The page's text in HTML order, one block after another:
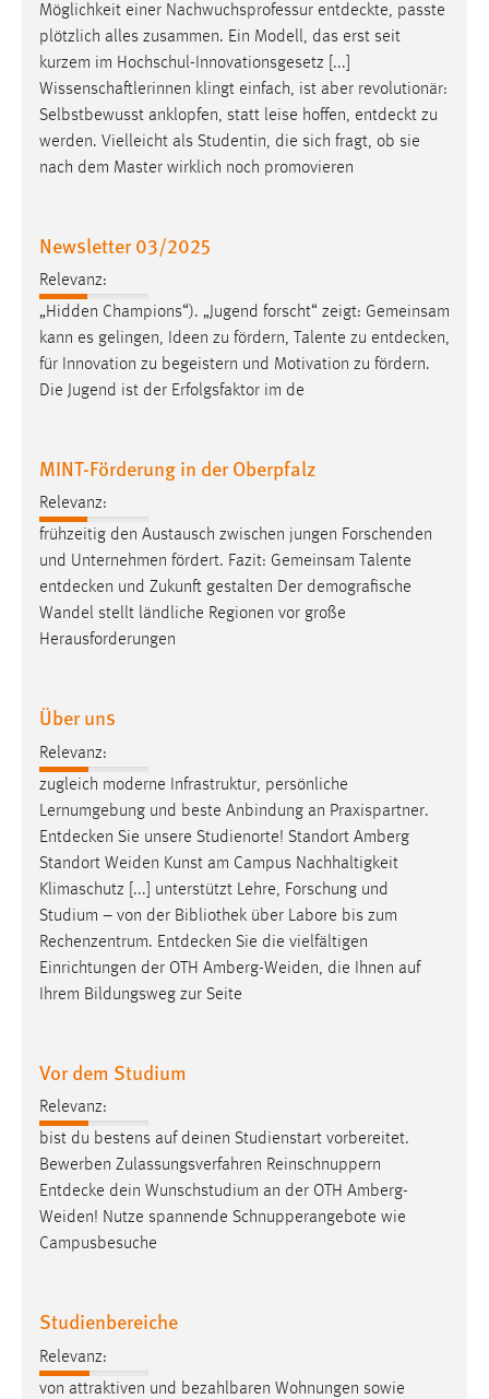
Möglichkeit einer Nachwuchsprofessur entdeckte, passte
plötzlich alles zusammen. Ein Modell, das erst seit
kurzem im Hochschul-Innovationsgesetz [...]
Wissenschaftlerinnen klingt einfach, ist aber revolutionär:
Selbstbewusst anklopfen, statt leise hoffen, entdeckt zu
werden. Vielleicht als Studentin, die sich fragt, ob sie
nach dem Master wirklich noch promovieren
Newsletter 03/2025
Relevanz:
„Hidden Champions“). „Jugend forscht“ zeigt: Gemeinsam
kann es gelingen, Ideen zu fördern, Talente zu entdecken,
für Innovation zu begeistern und Motivation zu fördern.
Die Jugend ist der Erfolgsfaktor im de
MINT-Förderung in der Oberpfalz
Relevanz:
frühzeitig den Austausch zwischen jungen Forschenden
und Unternehmen fördert. Fazit: Gemeinsam Talente
entdecken und Zukunft gestalten Der demografische
Wandel stellt ländliche Regionen vor große
Herausforderungen
Über uns
Relevanz:
zugleich moderne Infrastruktur, persönliche
Lernumgebung und beste Anbindung an Praxispartner.
Entdecken Sie unsere Studienorte! Standort Amberg
Standort Weiden Kunst am Campus Nachhaltigkeit
Klimaschutz [...] unterstützt Lehre, Forschung und
Studium – von der Bibliothek über Labore bis zum
Rechenzentrum. Entdecken Sie die vielfältigen
Einrichtungen der OTH Amberg-Weiden, die Ihnen auf
Ihrem Bildungsweg zur Seite
Vor dem Studium
Relevanz:
bist du bestens auf deinen Studienstart vorbereitet.
Bewerben Zulassungsverfahren Reinschnuppern
Entdecke dein Wunschstudium an der OTH Amberg-
Weiden! Nutze spannende Schnupperangebote wie
Campusbesuche
Studienbereiche
Relevanz:
von attraktiven und bezahlbaren Wohnungen sowie